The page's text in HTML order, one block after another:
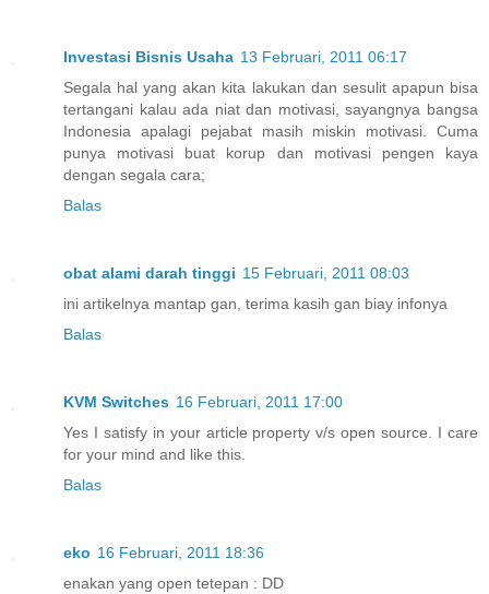
Investasi Bisnis Usaha 13 Februari, 2011 06:17
Segala hal yang akan kita lakukan dan sesulit apapun bisa
tertangani kalau ada niat dan motivasi, sayangnya bangsa
Indonesia apalagi pejabat masih miskin motivasi. Cuma
punya motivasi buat korup dan motivasi pengen kaya
dengan segala cara;
Balas
obat alami darah tinggi 15 Februari, 2011 08:03
ini artikelnya mantap gan, terima kasih gan biay infonya
Balas
KVM Switches 16 Februari, 2011 17:00
Yes I satisfy in your article property v/s open source. I care
for your mind and like this.
Balas
eko 16 Februari, 2011 18:36
enakan yang open tetepan : DD